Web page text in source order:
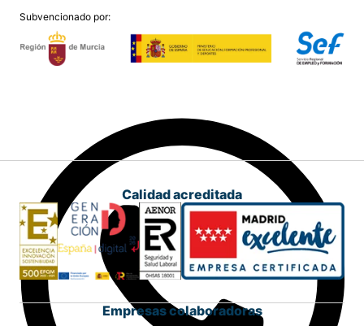
Subvencionado por:
Calidad acreditada
Empresas colaboradoras